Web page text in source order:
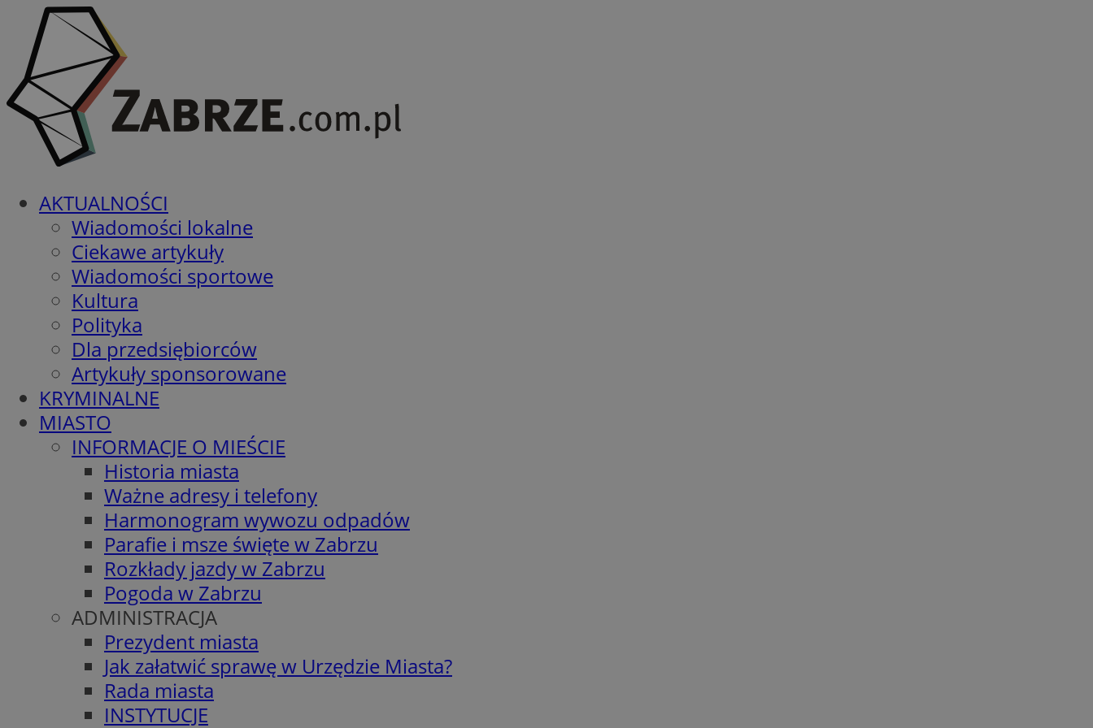
AKTUALNOŚCI
Wiadomości lokalne
Ciekawe artykuły
Wiadomości sportowe
Kultura
Polityka
Dla przedsiębiorców
Artykuły sponsorowane
KRYMINALNE
MIASTO
INFORMACJE O MIEŚCIE
Historia miasta
Ważne adresy i telefony
Harmonogram wywozu odpadów
Parafie i msze święte w Zabrzu
Rozkłady jazdy w Zabrzu
Pogoda w Zabrzu
ADMINISTRACJA
Prezydent miasta
Jak załatwić sprawę w Urzędzie Miasta?
Rada miasta
INSTYTUCJE